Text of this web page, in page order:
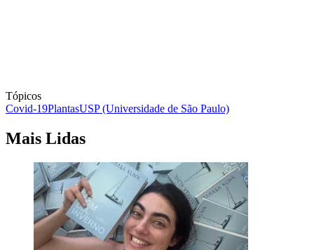
Tópicos
Covid-19PlantasUSP (Universidade de São Paulo)
Mais Lidas